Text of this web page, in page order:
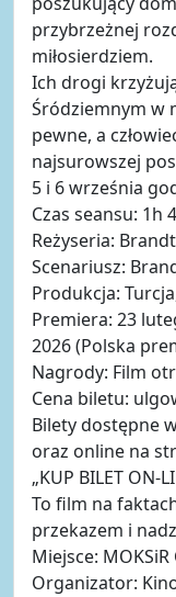
przybrzeżnej
miłosierdziem.
Ich drogi
Śródziemnym w
pewne, a
najsurowszej
5 i 6 września
Czas seansu: 1h
Reżyseria:
Scenariusz:
Produkcja:
Premiera: 23
2026 (Polska
Nagrody: Film
Cena biletu:
Bilety dostępne
oraz online na
„KUP BILET ON-
To film na
przekazem i
Miejsce:
Organizator: